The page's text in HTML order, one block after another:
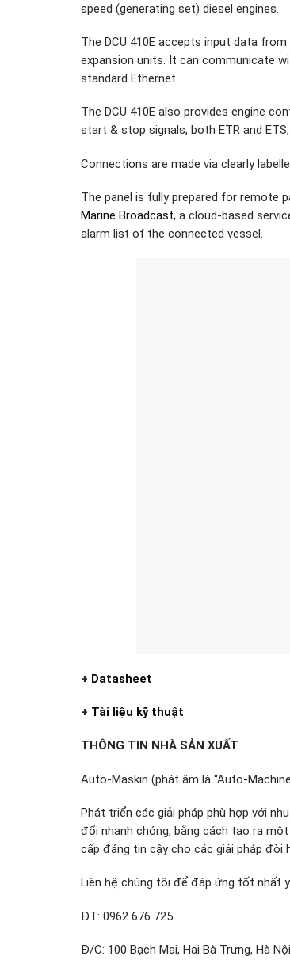
speed (generating set) diesel engines.
The DCU 410E accepts input data
expansion units. It can communicate
standard Ethernet.
The DCU 410E also provides engine
start & stop signals, both ETR and
Connections are made via clearly
The panel is fully prepared for remote
Marine Broadcast, a cloud-based
alarm list of the connected vessel.
+ Datasheet
+ Tài liệu kỹ thuật
THÔNG TIN NHÀ SẢN XUẤT
Auto-Maskin (phát âm là “Auto-
Phát triển các giải pháp phù hợp với
đổi nhanh chóng, bằng cách tạo ra
cấp đáng tin cậy cho các giải pháp
Liên hệ chúng tôi để đáp ứng tốt nhất
ĐT: 0962 676 725
Đ/C: 100 Bạch Mai, Hai Bà Trưng, Hà